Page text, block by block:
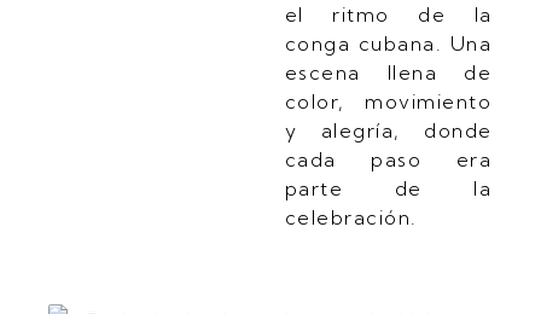
el ritmo de la
conga cubana. Una
escena llena de
color, movimiento
y alegría, donde
cada paso era
parte de la
celebración.